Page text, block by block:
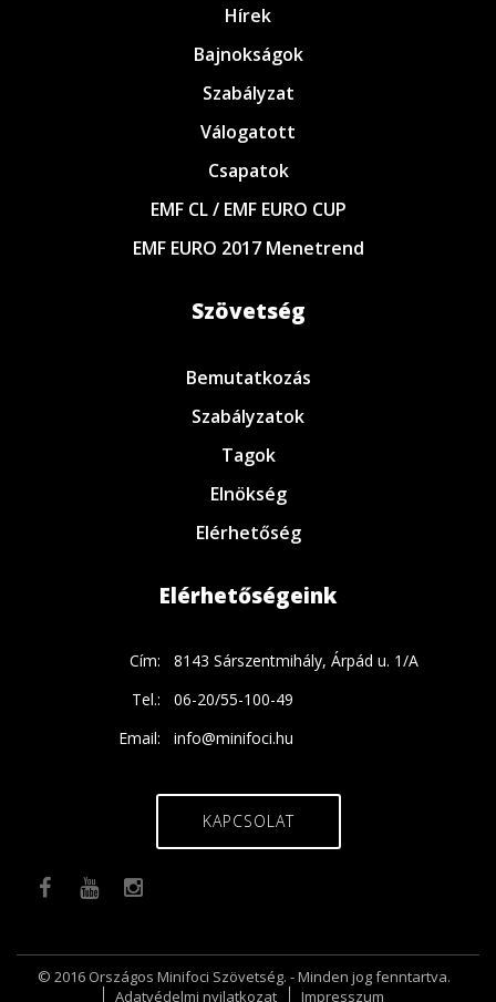
Hírek
Bajnokságok
Szabályzat
Válogatott
Csapatok
EMF CL / EMF EURO CUP
EMF EURO 2017 Menetrend
Szövetség
Bemutatkozás
Szabályzatok
Tagok
Elnökség
Elérhetőség
Elérhetőségeink
Cím:
8143 Sárszentmihály, Árpád u. 1/A
Tel.:
06-20/55-100-49
Email:
info@minifoci.hu
KAPCSOLAT
© 2016 Országos Minifoci Szövetség. - Minden jog fenntartva.
Adatvédelmi nyilatkozat
Impresszum